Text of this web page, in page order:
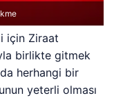
için Ziraat
birlikte gitmek
herhangi bir
yeterli olması